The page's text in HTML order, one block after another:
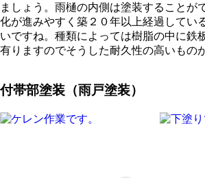
ましょう。雨樋の内側は塗装することが
化が進みやすく築２０年以上経過してい
いですね。種類によっては樹脂の中に鉄
有りますのでそうした耐久性の高いもの
付帯部塗装（雨戸塗装）